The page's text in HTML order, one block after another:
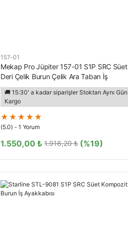
157-01
Mekap Pro Jüpiter 157-01 S1P SRC Süet
Deri Çelik Burun Çelik Ara Taban İş
Ayakkabısı
🚚 15:30' a kadar siparişler Stoktan Aynı Gün
Kargo
(5.0) - 1 Yorum
1.550,00 ₺ 1.916,20 ₺ (%19)